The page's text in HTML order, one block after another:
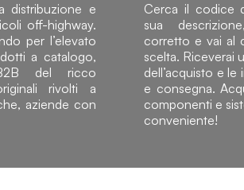
distribuzione e
off-highway.
per l’elevato
a catalogo,
del ricco
rivolti a
aziende con
Cerca il codice
sua
corretto e vai al
scelta. Riceverai
dell’acquisto e
e consegna.
componenti e
conveniente!